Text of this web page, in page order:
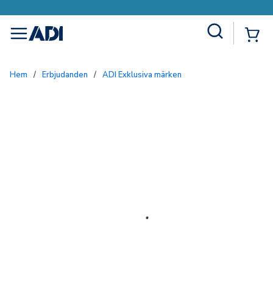
menu
Hem / Erbjudanden / ADI Exklusiva märken